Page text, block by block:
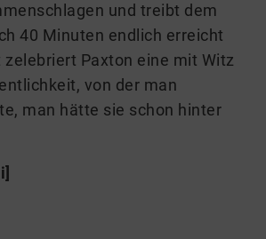
und treibt dem
40 Minuten endlich erreicht
Paxton eine mit Witz
von der man
man hätte sie schon hinter